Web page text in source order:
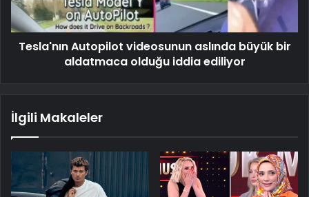
Tesla'nın Autopilot videosunun aslında büyük bir
aldatmaca olduğu iddia ediliyor
İlgili Makaleler